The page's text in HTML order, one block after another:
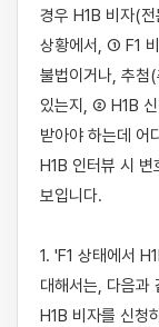
경우 H1B 비자(
상황에서, ① F1
불법이거나, 추첨
있는지, ② H1B
받아야 하는데
H1B 인터뷰 시 변
보입니다.
1. 'F1 상태에서
대해서는, 다음과
H1B 비자를 신청